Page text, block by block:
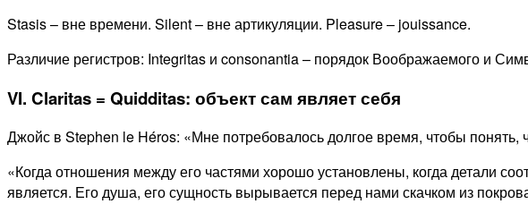
Stasis – вне времени. Silent – вне артикуляции. Pleasure – jouissance.
Различие регистров: Integritas и consonantia – порядок Воображаемого и
VI. Claritas = Quidditas: объект сам являет себя
Джойс в Stephen le Héros: «Мне потребовалось долгое время, чтобы
«Когда отношения между его частями хорошо установлены, когда детали
является. Его душа, его сущность вырывается перед нами скачком из